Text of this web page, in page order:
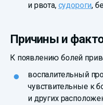
и рвота, судороги,
Причины и
К появлению болей
воспалительный
чувствительные к
и других